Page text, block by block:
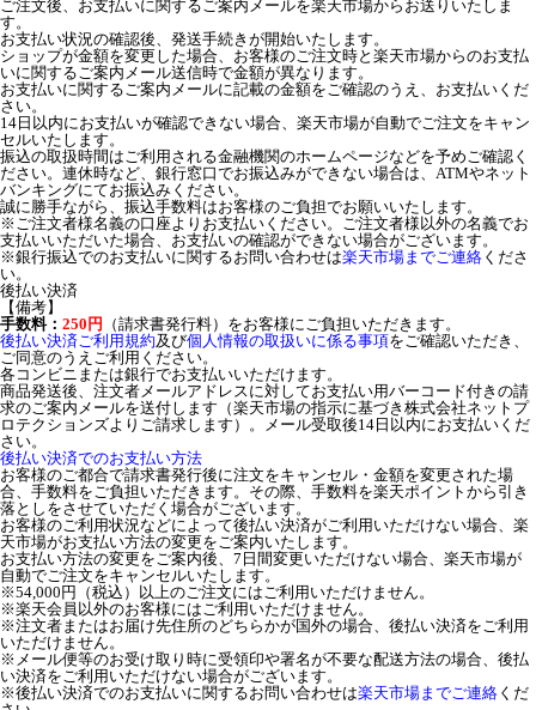
ご注文後、お支払いに関するご案内メールを楽天市場からお送りいたしま
す。
お支払い状況の確認後、発送手続きが開始いたします。
ショップが金額を変更した場合、お客様のご注文時と楽天市場からのお支払
いに関するご案内メール送信時で金額が異なります。
お支払いに関するご案内メールに記載の金額をご確認のうえ、お支払いくだ
さい。
14日以内にお支払いが確認できない場合、楽天市場が自動でご注文をキャン
セルいたします。
振込の取扱時間はご利用される金融機関のホームページなどを予めご確認く
ださい。連休時など、銀行窓口でお振込みができない場合は、ATMやネット
バンキングにてお振込みください。
誠に勝手ながら、振込手数料はお客様のご負担でお願いいたします。
※ご注文者様名義の口座よりお支払いください。ご注文者様以外の名義でお
支払いいただいた場合、お支払いの確認ができない場合がございます。
※銀行振込でのお支払いに関するお問い合わせは楽天市場までご連絡 くださ
い。
後払い決済
【備考】
手数料： 250円 （請求書発行料）をお客様にご負担いただきます。
後払い決済ご利用規約及び個人情報の取扱いに係る事項をご確認いただき、
ご同意のうえご利用ください。
各コンビニまたは銀行でお支払いいただけます。
商品発送後、注文者メールアドレスに対してお支払い用バーコード付きの請
求のご案内メールを送付します（楽天市場の指示に基づき株式会社ネットプ
ロテクションズよりご請求します）。メール受取後14日以内にお支払いくだ
さい。
後払い決済でのお支払い方法
お客様のご都合で請求書発行後に注文をキャンセル・金額を変更された場
合、手数料をご負担いただきます。その際、手数料を楽天ポイントから引き
落としをさせていただく場合がございます。
お客様のご利用状況などによって後払い決済がご利用いただけない場合、楽
天市場がお支払い方法の変更をご案内いたします。
お支払い方法の変更をご案内後、7日間変更いただけない場合、楽天市場が
自動でご注文をキャンセルいたします。
※54,000円（税込）以上のご注文にはご利用いただけません。
※楽天会員以外のお客様にはご利用いただけません。
※注文者またはお届け先住所のどちらかが国外の場合、後払い決済をご利用
いただけません。
※メール便等のお受け取り時に受領印や署名が不要な配送方法の場合、後払
い決済をご利用いただけない場合がございます。
※後払い決済でのお支払いに関するお問い合わせは楽天市場までご連絡 くだ